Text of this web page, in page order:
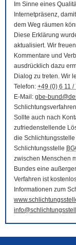
Im Sinne eines
Internetpräsenz,
dem Weg räumen
Diese Erklärung
aktualisiert. Wir
Kommentare und
ausdrücklich dazu
Dialog zu treten. Wir
Telefon: +49 (0) 6 11 /
E-Mail : gbe-
Sollte auch nach
zufriedenstellende
die Schlichtungsstelle
Schlichtungsstelle
zwischen Menschen
Bundes eine
Verfahren ist
Informationen zum